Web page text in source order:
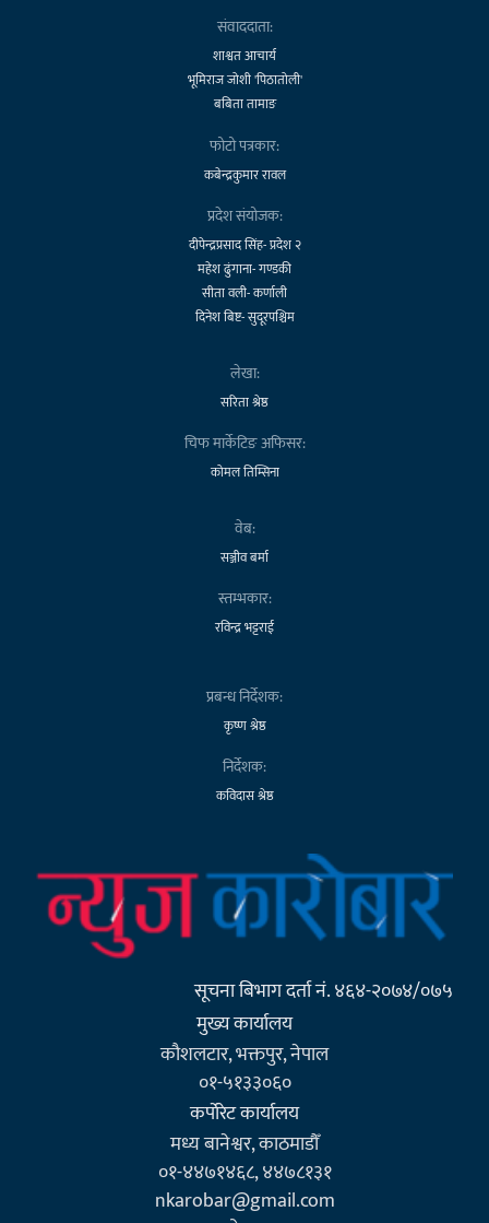
संवाददाता:
शाश्वत आचार्य
भूमिराज जोशी 'पिठातोली'
बबिता तामाङ
फोटो पत्रकार:
कबेन्द्रकुमार रावल
प्रदेश संयोजक:
दीपेन्द्रप्रसाद सिंह- प्रदेश २
महेश ढुंगाना- गण्डकी
सीता वली- कर्णाली
दिनेश बिष्ट- सुदूरपश्चिम
लेखा:
सरिता श्रेष्ठ
चिफ मार्केटिङ अफिसर:
कोमल तिम्सिना
वेब:
सञ्जीव बर्मा
स्तम्भकार:
रविन्द्र भट्टराई
प्रबन्ध निर्देशक:
कृष्ण श्रेष्ठ
निर्देशक:
कविदास श्रेष्ठ
सूचना बिभाग दर्ता नं. ४६४-२०७४/०७५
मुख्य कार्यालय
कौशलटार, भक्तपुर, नेपाल
०१-५१३३०६०
कर्पाेरेट कार्यालय
मध्य बानेश्वर, काठमाडौँ
०१-४४७१४६८, ४४७८१३१
nkarobar@gmail.com